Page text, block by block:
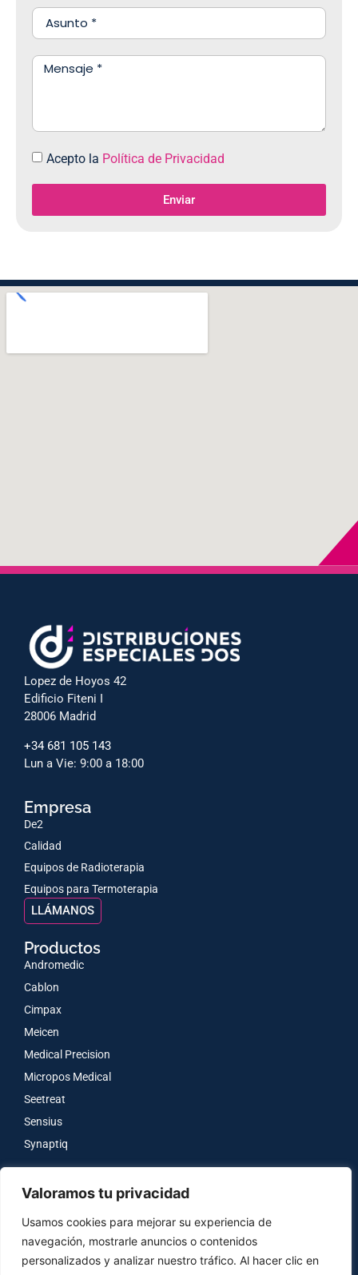
Valoramos tu privacidad
Usamos cookies para mejorar su experiencia de
navegación, mostrarle anuncios o contenidos
personalizados y analizar nuestro tráfico. Al hacer clic en
Acepto la Política de Privacidad
Enviar
Lopez de Hoyos 42
Edificio Fiteni I
28006 Madrid
+34 681 105 143
Lun a Vie: 9:00 a 18:00
Empresa
De2
Calidad
Equipos de Radioterapia
Equipos para Termoterapia
LLÁMANOS
Productos
Andromedic
Cablon
Cimpax
Meicen
Medical Precision
Micropos Medical
Seetreat
Sensius
Synaptiq
Aviso legal
Política de privacidad
Política de cookies
Política de accesibilidad